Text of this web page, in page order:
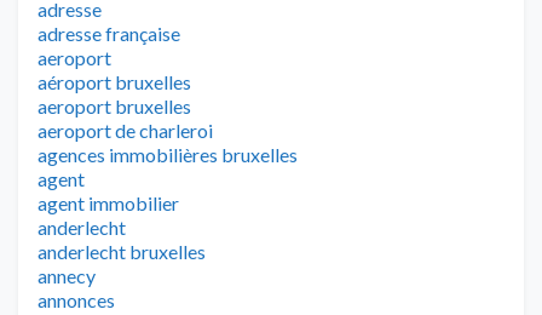
adresse
adresse française
aeroport
aéroport bruxelles
aeroport bruxelles
aeroport de charleroi
agences immobilières bruxelles
agent
agent immobilier
anderlecht
anderlecht bruxelles
annecy
annonces